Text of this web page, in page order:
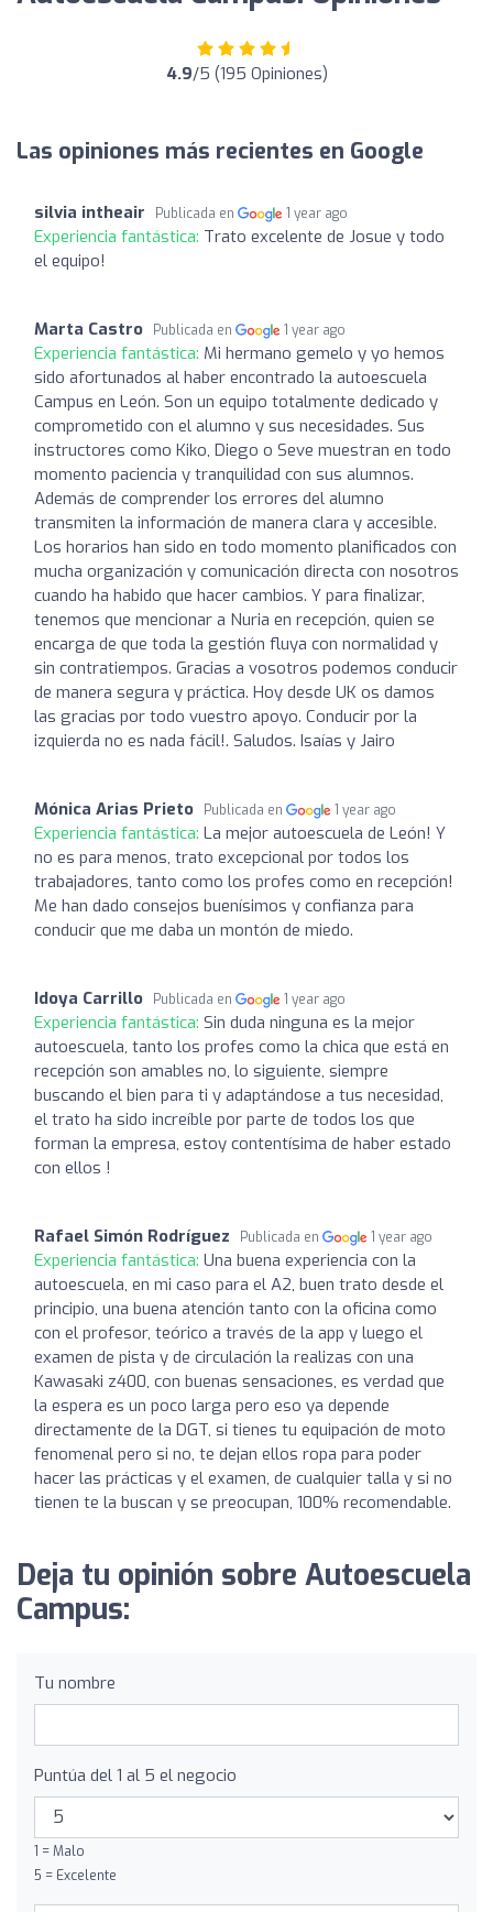
4.9/5 (195 Opiniones)
Las opiniones más recientes en Google
silvia intheair Publicada en 1 year ago
Experiencia fantástica: Trato excelente de Josue y todo
el equipo!
Marta Castro Publicada en 1 year ago
Experiencia fantástica: Mi hermano gemelo y yo hemos
sido afortunados al haber encontrado la autoescuela
Campus en León. Son un equipo totalmente dedicado y
comprometido con el alumno y sus necesidades. Sus
instructores como Kiko, Diego o Seve muestran en todo
momento paciencia y tranquilidad con sus alumnos.
Además de comprender los errores del alumno
transmiten la información de manera clara y accesible.
Los horarios han sido en todo momento planificados con
mucha organización y comunicación directa con nosotros
cuando ha habido que hacer cambios. Y para finalizar,
tenemos que mencionar a Nuria en recepción, quien se
encarga de que toda la gestión fluya con normalidad y
sin contratiempos. Gracias a vosotros podemos conducir
de manera segura y práctica. Hoy desde UK os damos
las gracias por todo vuestro apoyo. Conducir por la
izquierda no es nada fácil!. Saludos. Isaías y Jairo
Mónica Arias Prieto Publicada en 1 year ago
Experiencia fantástica: La mejor autoescuela de León! Y
no es para menos, trato excepcional por todos los
trabajadores, tanto como los profes como en recepción!
Me han dado consejos buenísimos y confianza para
conducir que me daba un montón de miedo.
Idoya Carrillo Publicada en 1 year ago
Experiencia fantástica: Sin duda ninguna es la mejor
autoescuela, tanto los profes como la chica que está en
recepción son amables no, lo siguiente, siempre
buscando el bien para ti y adaptándose a tus necesidad,
el trato ha sido increíble por parte de todos los que
forman la empresa, estoy contentísima de haber estado
con ellos !
Rafael Simón Rodríguez Publicada en 1 year ago
Experiencia fantástica: Una buena experiencia con la
autoescuela, en mi caso para el A2, buen trato desde el
principio, una buena atención tanto con la oficina como
con el profesor, teórico a través de la app y luego el
examen de pista y de circulación la realizas con una
Kawasaki z400, con buenas sensaciones, es verdad que
la espera es un poco larga pero eso ya depende
directamente de la DGT, si tienes tu equipación de moto
fenomenal pero si no, te dejan ellos ropa para poder
hacer las prácticas y el examen, de cualquier talla y si no
tienen te la buscan y se preocupan, 100% recomendable.
Deja tu opinión sobre Autoescuela
Campus:
Tu nombre
Puntúa del 1 al 5 el negocio
1 = Malo
5 = Excelente